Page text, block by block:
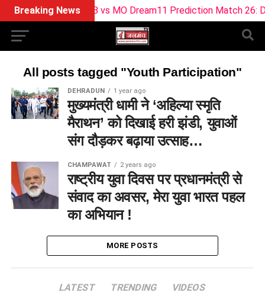
Breaking NewsSOB vs MO Dream11 Prediction Match 26:
All posts tagged "Youth Participation"
DEHRADUN 1 year ago
मुख्यमंत्री धामी ने ‘अहिल्या स्मृति
मैराथन’ को दिखाई हरी झंडी, युवाओं
संग दौड़कर बढ़ाया उत्साह…
CHAMPAWAT 2 years ago
राष्ट्रीय युवा दिवस पर प्रधानमंत्री से
संवाद का अवसर, मेरा युवा भारत पहल
का अभियान !
MORE POSTS
LATEST TRENDING VIDEOS